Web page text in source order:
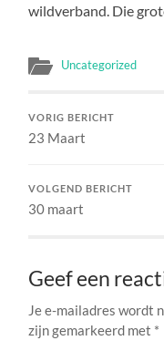
wildverband. Die
Uncategorized
VORIG BERICHT
23 Maart
VOLGEND BERICHT
30 maart
Geef een
Je e-mailadres wordt
zijn gemarkeerd met *